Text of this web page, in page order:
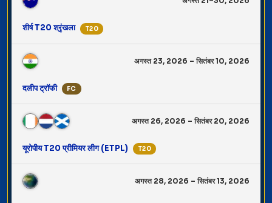
शीर्ष T20 श्रृंखला T20
दलीप ट्रॉफी FC
अगस्त 23, 2026 – सितंबर 10, 2026
यूरोपीय T20 प्रीमियर लीग (ETPL) T20
अगस्त 26, 2026 – सितंबर 20, 2026
अगस्त 28, 2026 – सितंबर 13, 2026